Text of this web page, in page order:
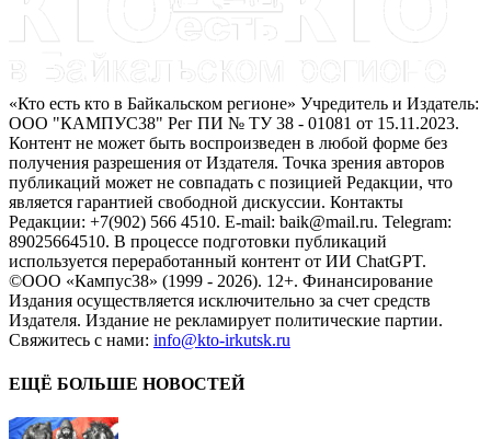
«Кто есть кто в Байкальском регионе» Учредитель и Издатель:
ООО "КАМПУС38" Рег ПИ № ТУ 38 - 01081 от 15.11.2023.
Контент не может быть воспроизведен в любой форме без
получения разрешения от Издателя. Точка зрения авторов
публикаций может не совпадать с позицией Редакции, что
является гарантией свободной дискуссии. Контакты
Редакции: +7(902) 566 4510. E-mail: baik@mail.ru. Telegram:
89025664510. В процессе подготовки публикаций
используется переработанный контент от ИИ ChatGPT.
©ООО «Кампус38» (1999 - 2026). 12+. Финансирование
Издания осуществляется исключительно за счет средств
Издателя. Издание не рекламирует политические партии.
Свяжитесь с нами: info@kto-irkutsk.ru
ЕЩЁ БОЛЬШЕ НОВОСТЕЙ